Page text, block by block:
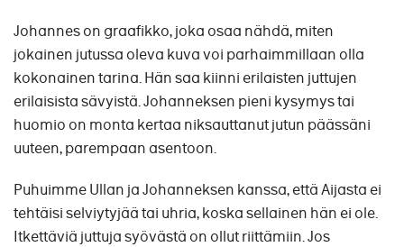
Johannes on graafikko, joka osaa nähdä, miten
jokainen jutussa oleva kuva voi parhaimmillaan olla
kokonainen tarina. Hän saa kiinni erilaisten juttujen
erilaisista sävyistä. Johanneksen pieni kysymys tai
huomio on monta kertaa niksauttanut jutun päässäni
uuteen, parempaan asentoon.
Puhuimme Ullan ja Johanneksen kanssa, että Aijasta ei
tehtäisi selviytyjää tai uhria, koska sellainen hän ei ole.
Itkettäviä juttuja syövästä on ollut riittämiin. Jos